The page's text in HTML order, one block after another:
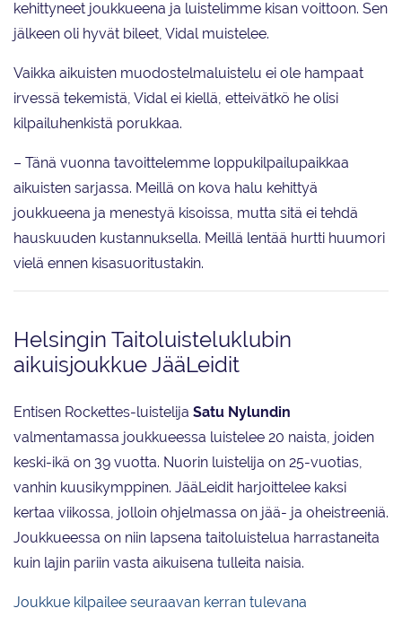
kehittyneet joukkueena ja luistelimme kisan voittoon. Sen
jälkeen oli hyvät bileet, Vidal muistelee.
Vaikka aikuisten muodostelmaluistelu ei ole hampaat
irvessä tekemistä, Vidal ei kiellä, etteivätkö he olisi
kilpailuhenkistä porukkaa.
– Tänä vuonna tavoittelemme loppukilpailupaikkaa
aikuisten sarjassa. Meillä on kova halu kehittyä
joukkueena ja menestyä kisoissa, mutta sitä ei tehdä
hauskuuden kustannuksella. Meillä lentää hurtti huumori
vielä ennen kisasuoritustakin.
Helsingin Taitoluisteluklubin
aikuisjoukkue JääLeidit
Entisen Rockettes-luistelija Satu Nylundin
valmentamassa joukkueessa luistelee 20 naista, joiden
keski-ikä on 39 vuotta. Nuorin luistelija on 25-vuotias,
vanhin kuusikymppinen. JääLeidit harjoittelee kaksi
kertaa viikossa, jolloin ohjelmassa on jää- ja oheistreeniä.
Joukkueessa on niin lapsena taitoluistelua harrastaneita
kuin lajin pariin vasta aikuisena tulleita naisia.
Joukkue kilpailee seuraavan kerran tulevana